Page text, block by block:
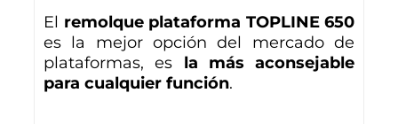
El remolque plataforma TOPLINE 650
es la mejor opción del mercado de
plataformas, es la más aconsejable
para cualquier función.